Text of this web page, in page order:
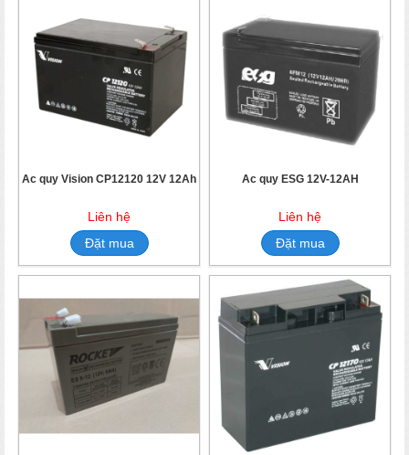
Ắc quy Vision CP12120 12V 12Ah
Liên hệ
Đặt mua
Ắc quy ESG 12V-12AH
Liên hệ
Đặt mua